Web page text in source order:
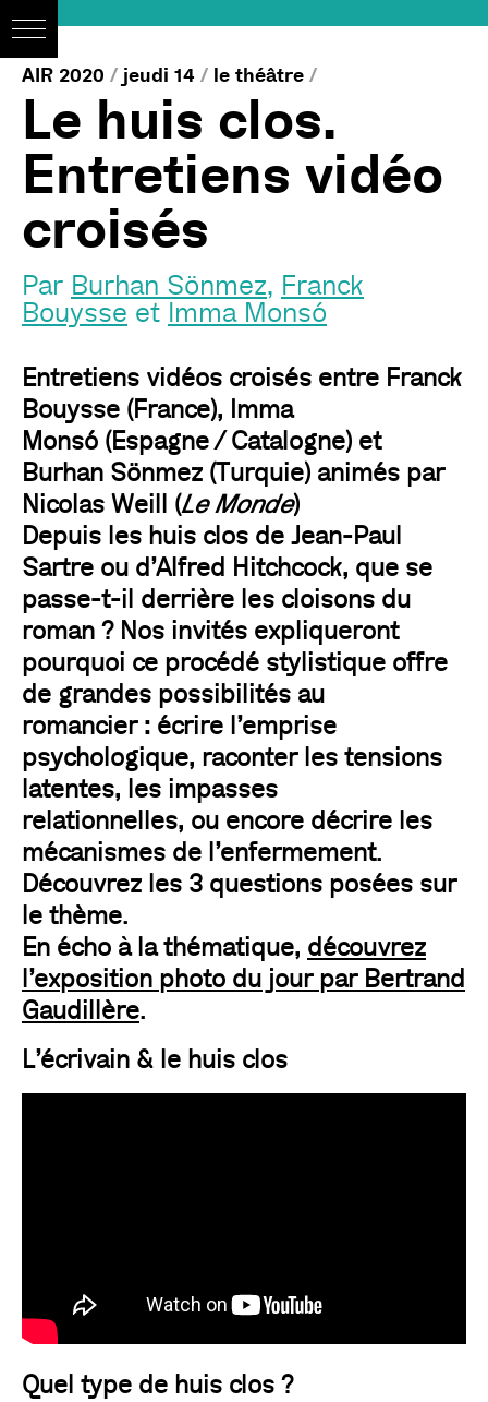
AIR 2020 / jeudi 14 / le théâtre /
Le huis clos.
Entretiens vidéo
croisés
Par Burhan Sönmez, Franck
Bouysse et Imma Monsó
Entretiens vidéos croisés entre Franck
Bouysse (France), Imma
Monsó (Espagne / Catalogne) et
Burhan Sönmez (Turquie) animés par
Nicolas Weill (Le Monde)
Depuis les huis clos de Jean-Paul
Sartre ou d’Alfred Hitchcock, que se
passe-t-il derrière les cloisons du
roman ? Nos invités expliqueront
pourquoi ce procédé stylistique offre
de grandes possibilités au
romancier : écrire l’emprise
psychologique, raconter les tensions
latentes, les impasses
relationnelles, ou encore décrire les
mécanismes de l’enfermement.
Découvrez les 3 questions posées sur
le thème.
En écho à la thématique, découvrez
l’exposition photo du jour par Bertrand
Gaudillère.
L’écrivain & le huis clos
Quel type de huis clos ?